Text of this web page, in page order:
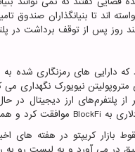
اند تا بنیانگذاران صندوق
چند روز پس از توقف برداشت
نیویورک نگهداری
از پلتفرم‌های ارز دیجیتال در
BlockFi موافقت کرد و همچنین مبلغ 500 میلیون
بازار کریپتو در هفته های